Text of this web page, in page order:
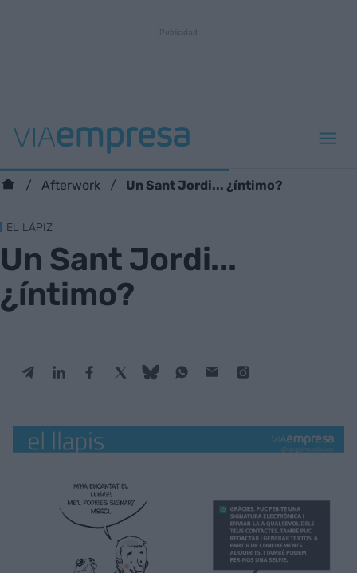
Afterwork Un Sant Jordi... ¿íntimo?
EL LÁPIZ
Un Sant Jordi...
¿íntimo?